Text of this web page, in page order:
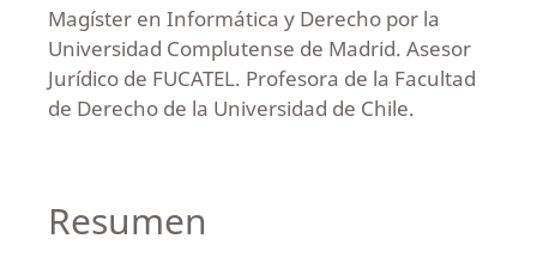
Magíster en Informática y Derecho por la
Universidad Complutense de Madrid. Asesor
Jurídico de FUCATEL. Profesora de la Facultad
de Derecho de la Universidad de Chile.
Resumen